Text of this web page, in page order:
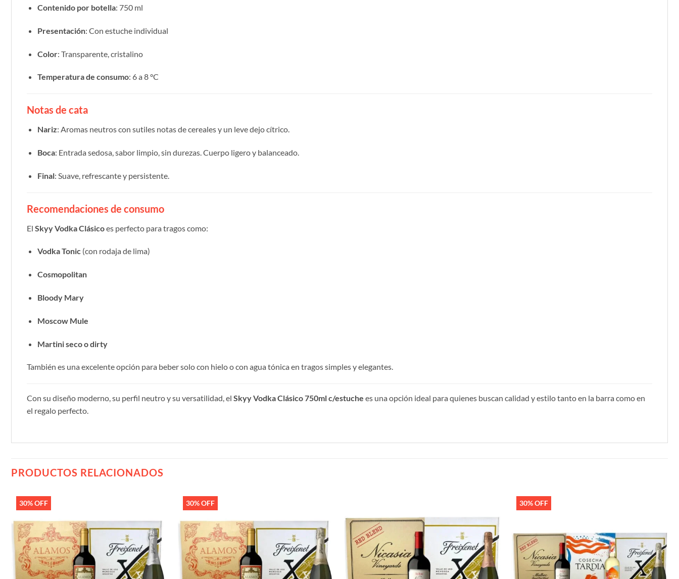
Contenido por botella: 750 ml
Presentación: Con estuche individual
Color: Transparente, cristalino
Temperatura de consumo: 6 a 8 °C
Notas de cata
Nariz: Aromas neutros con sutiles notas de cereales y un leve dejo cítrico.
Boca: Entrada sedosa, sabor limpio, sin durezas. Cuerpo ligero y balanceado.
Final: Suave, refrescante y persistente.
Recomendaciones de consumo
El Skyy Vodka Clásicoes perfecto para tragos como:
Vodka Tonic(con rodaja de lima)
Cosmopolitan
Bloody Mary
Moscow Mule
Martini seco o dirty
También es una excelente opción para beber solo con hielo o con agua tónica en tragos simples y elegantes.
Con su diseño moderno, su perfil neutro y su versatilidad, el Skyy Vodka Clásico 750ml c/estuche es una opción ideal para quienes buscan calidad y estilo tanto en la barra como en
el regalo perfecto.
PRODUCTOS RELACIONADOS
30% OFF
lista de
deseos
30% OFF
lista de
deseos
Añadir
a la
lista de
deseos
30% OFF
lista de
deseos